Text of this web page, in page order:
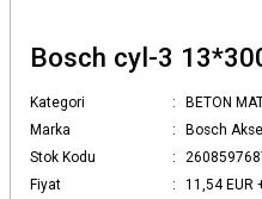
Bosch cyl-3
Kategori
BETON
Marka
Bosch
Stok Kodu
Fiyat
11,54 EUR